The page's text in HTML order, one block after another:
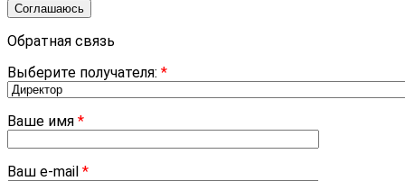
Соглашаюсь
Обратная связь
Выберите получателя: *
Ваше имя *
Ваш e-mail *